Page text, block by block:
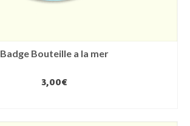
Badge Bouteille a la mer
3,00€